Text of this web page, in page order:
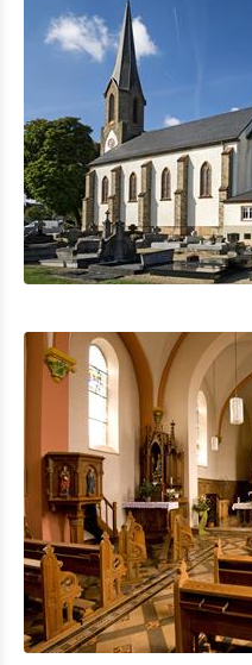
Mobilität in Troisvierges
Fahrrad Vermietung
Indoor Aktivitäten
Eat & Sleep
Agenda